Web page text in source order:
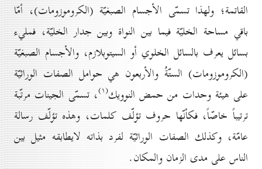
القاتمة؛ ولهذا تسمّى الأجسام الصبغيّة (الكروموزومات)، أمّا
باقي مساحة الخليّة فيما بين النواة وبين جدار الخليّة، فمليء
بسائل يعرف بالسائل الخلوي أو السيتوبلازم، والأجسام الصبغيّة
(الكروموزومات) الستّةُ والأربعون هي حوامل الصفات الوراثيّة
على هيئة وحدات من حمض النوويك(۱) ، تسمّى الجينات مرتّبة
ترتيباً خاصّاً، فكأنّها حروف تؤلّف كلمات، وهذه تؤلّف رسالة
عامّة، وكذلك الصفات الوراثيّة لفرد بذاته لايطابقه مثيل بين
الناس على مدى الزمان والمكان.